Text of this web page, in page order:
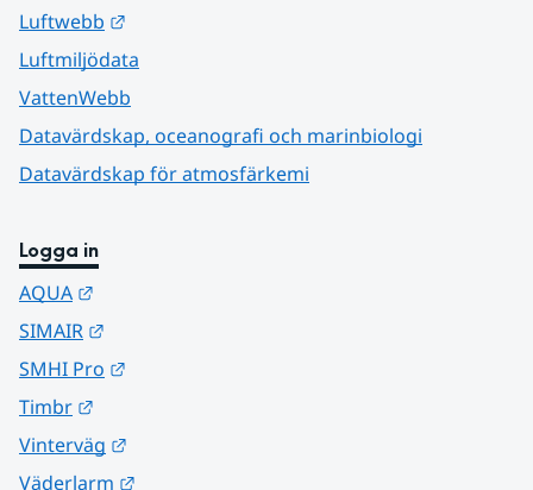
Luftwebb
Luftmiljödata
VattenWebb
Datavärdskap, oceanografi och marinbiologi
Datavärdskap för atmosfärkemi
Logga in
AQUA
SIMAIR
SMHI Pro
Timbr
Vinterväg
Väderlarm